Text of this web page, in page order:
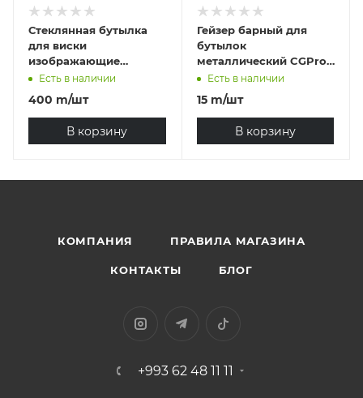
Стеклянная бутылка
для виски
изображающие
Бигфута
Есть в наличии
400 m/шт
В корзину
Гейзер барный для
бутылок
металлический CGPro,
нержавеющая сталь /
резина
Есть в наличии
15m/шт
В корзину
КОМПАНИЯ ПРАВИЛА МАГАЗИНА
КОНТАКТЫ БЛОГ
+993 62 48 11 11